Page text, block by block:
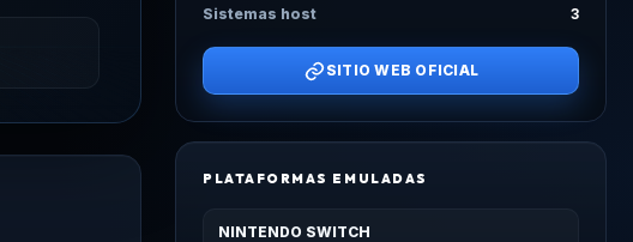
Sistemas host 3
SITIO WEB OFICIAL
PLATAFORMAS EMULADAS
NINTENDO SWITCH